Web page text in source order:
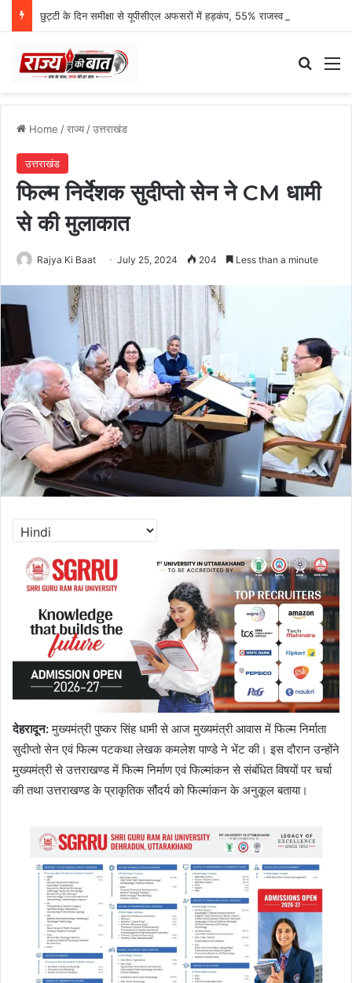
Home /राज्य/उत्तराखंड
उत्तराखंड
फिल्म निर्देशक सुदीप्तो सेन ने CM धामी
से की मुलाकात
Rajya Ki Baat July 25, 2024 204 Less than a minute
देहरादून:मुख्यमंत्री पुष्कर सिंह धामी से आज मुख्यमंत्री आवास में फिल्म निर्माता
सुदीप्तो सेन एवं फिल्म पटकथा लेखक कमलेश पाण्डे ने भेंट की। इस दौरान उन्होंने
मुख्यमंत्री से उत्तराखण्ड में फिल्म निर्माण एवं फिल्मांकन से संबंधित विषयों पर चर्चा
की तथा उत्तराखण्ड के प्राकृतिक सौंदर्य को फिल्मांकन के अनुकूल बताया।